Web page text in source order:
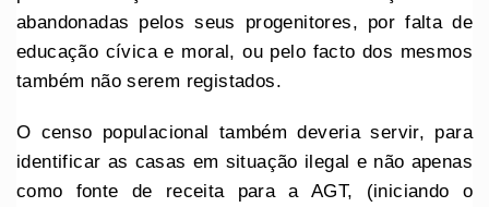
abandonadas pelos seus progenitores, por falta de
educação cívica e moral, ou pelo facto dos mesmos
também não serem registados.
O censo populacional também deveria servir, para
identificar as casas em situação ilegal e não apenas
como fonte de receita para a AGT, (iniciando o